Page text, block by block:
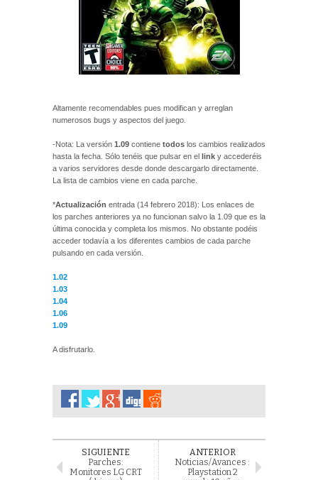
Altamente recomendables pues modifican y arreglan
numerosos bugs y aspectos del juego.
-Nota: La versión 1.09 contiene todos los cambios realizados
hasta la fecha. Sólo tenéis que pulsar en el link y accederéis
a varios servidores desde donde descargarlo directamente.
La lista de cambios viene en cada parche.
*Actualización entrada (14 febrero 2018): Los enlaces de
los parches anteriores ya no funcionan salvo la 1.09 que es la
última conocida y completa los mismos. No obstante podéis
acceder todavía a los diferentes cambios de cada parche
pulsando en cada versión.
1.02
1.03
1.04
1.06
1.09
A disfrutarlo.
SIGUIENTE
Parches:
Monitores LG CRT
ANTERIOR
Noticias/Avances :
Playstation 2